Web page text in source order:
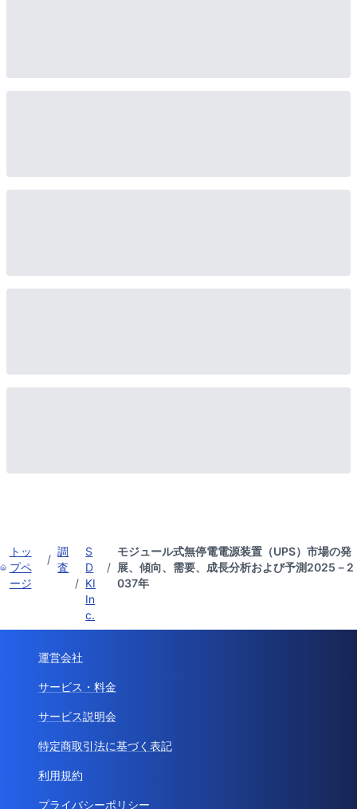
トッ
プペ
ージ
/
調
査
/
S
D
KI
In
c.
/
モジュール式無停電電源装置（UPS）市場の発
展、傾向、需要、成長分析および予測2025－2
037年
運営会社
サービス・料金
サービス説明会
特定商取引法に基づく表記
利用規約
プライバシーポリシー